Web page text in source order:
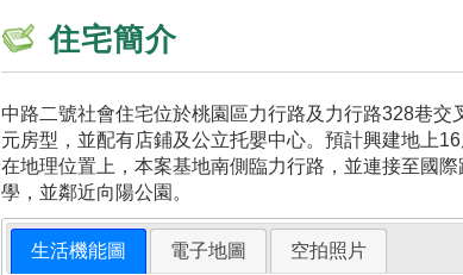
住宅簡介
中路二號社會住宅位於桃園區力行路及力行路328巷
元房型，並配有店鋪及公立托嬰中心。預計興建地上
在地理位置上，本案基地南側臨力行路，並連接至國
學，並鄰近向陽公園。
生活機能圖 電子地圖 空拍照片